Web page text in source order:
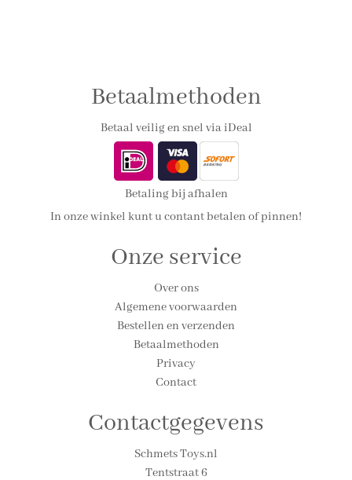
Betaalmethoden
Betaal veilig en snel via iDeal
Betaling bij afhalen
In onze winkel kunt u contant betalen of pinnen!
Onze service
Over ons
Algemene voorwaarden
Bestellen en verzenden
Betaalmethoden
Privacy
Contact
Contactgegevens
Schmets Toys.nl
Tentstraat 6